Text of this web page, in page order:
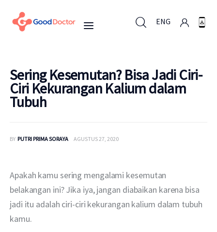
ENG
ENG
Untuk Bisnis
Layanan
Sering Kesemutan? Bisa Jadi Ciri-
Ciri Kekurangan Kalium dalam
Tubuh
BY PUTRI PRIMA SORAYA AGUSTUS 27, 2020
Apakah kamu sering mengalami kesemutan
belakangan ini? Jika iya, jangan diabaikan karena bisa
jadi itu adalah ciri-ciri kekurangan kalium dalam tubuh
kamu.